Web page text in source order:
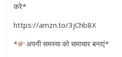
करे*
https://amzn.to/3jChb8X
*
अपनी समस्या को समाचार बनाएं*